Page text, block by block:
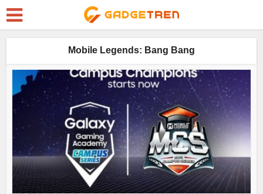
Mobile Legends: Bang Bang